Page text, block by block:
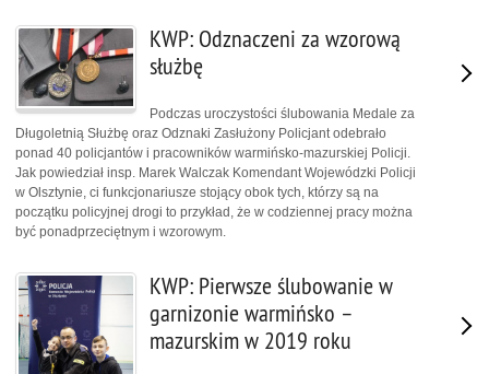
KWP: Odznaczeni za wzorową
służbę
Podczas uroczystości ślubowania Medale za
Długoletnią Służbę oraz Odznaki Zasłużony Policjant odebrało
ponad 40 policjantów i pracowników warmińsko-mazurskiej Policji.
Jak powiedział insp. Marek Walczak Komendant Wojewódzki Policji
w Olsztynie, ci funkcjonariusze stojący obok tych, którzy są na
początku policyjnej drogi to przykład, że w codziennej pracy można
być ponadprzeciętnym i wzorowym.
KWP: Pierwsze ślubowanie w
garnizonie warmińsko –
mazurskim w 2019 roku